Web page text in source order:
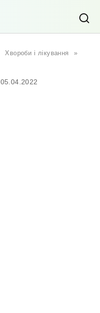
Хвороби і лікування
»
05.04.2022